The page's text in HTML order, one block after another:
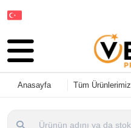
Anasayfa Tüm Ürünlerimiz